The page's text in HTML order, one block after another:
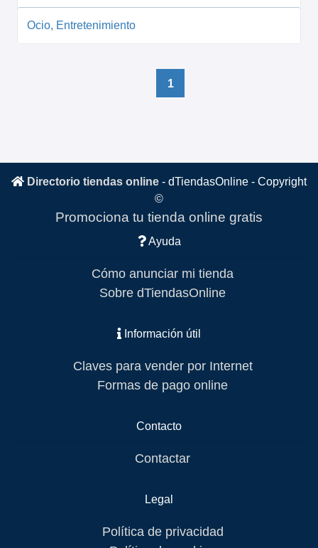
Ocio, Entretenimiento
1
Directorio tiendas online - dTiendasOnline - Copyright
©
Promociona tu tienda online gratis
Ayuda
Cómo anunciar mi tienda
Sobre dTiendasOnline
Información útil
Claves para vender por Internet
Formas de pago online
Contacto
Contactar
Legal
Política de privacidad